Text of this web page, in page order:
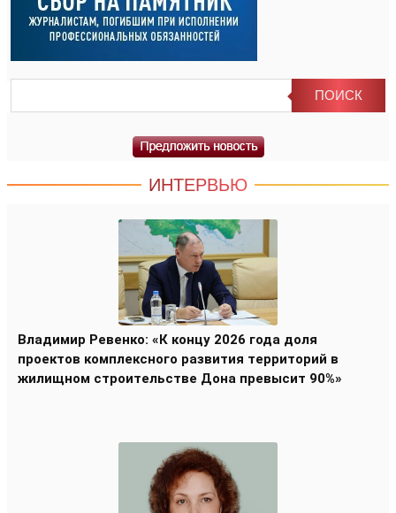
ИНТЕРВЬЮ
Владимир Ревенко: «К концу 2026 года доля
проектов комплексного развития территорий в
жилищном строительстве Дона превысит 90%»